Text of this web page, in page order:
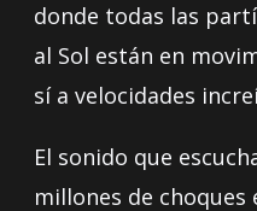
donde todas las
al Sol están en
sí a velocidades
El sonido que
millones de choques